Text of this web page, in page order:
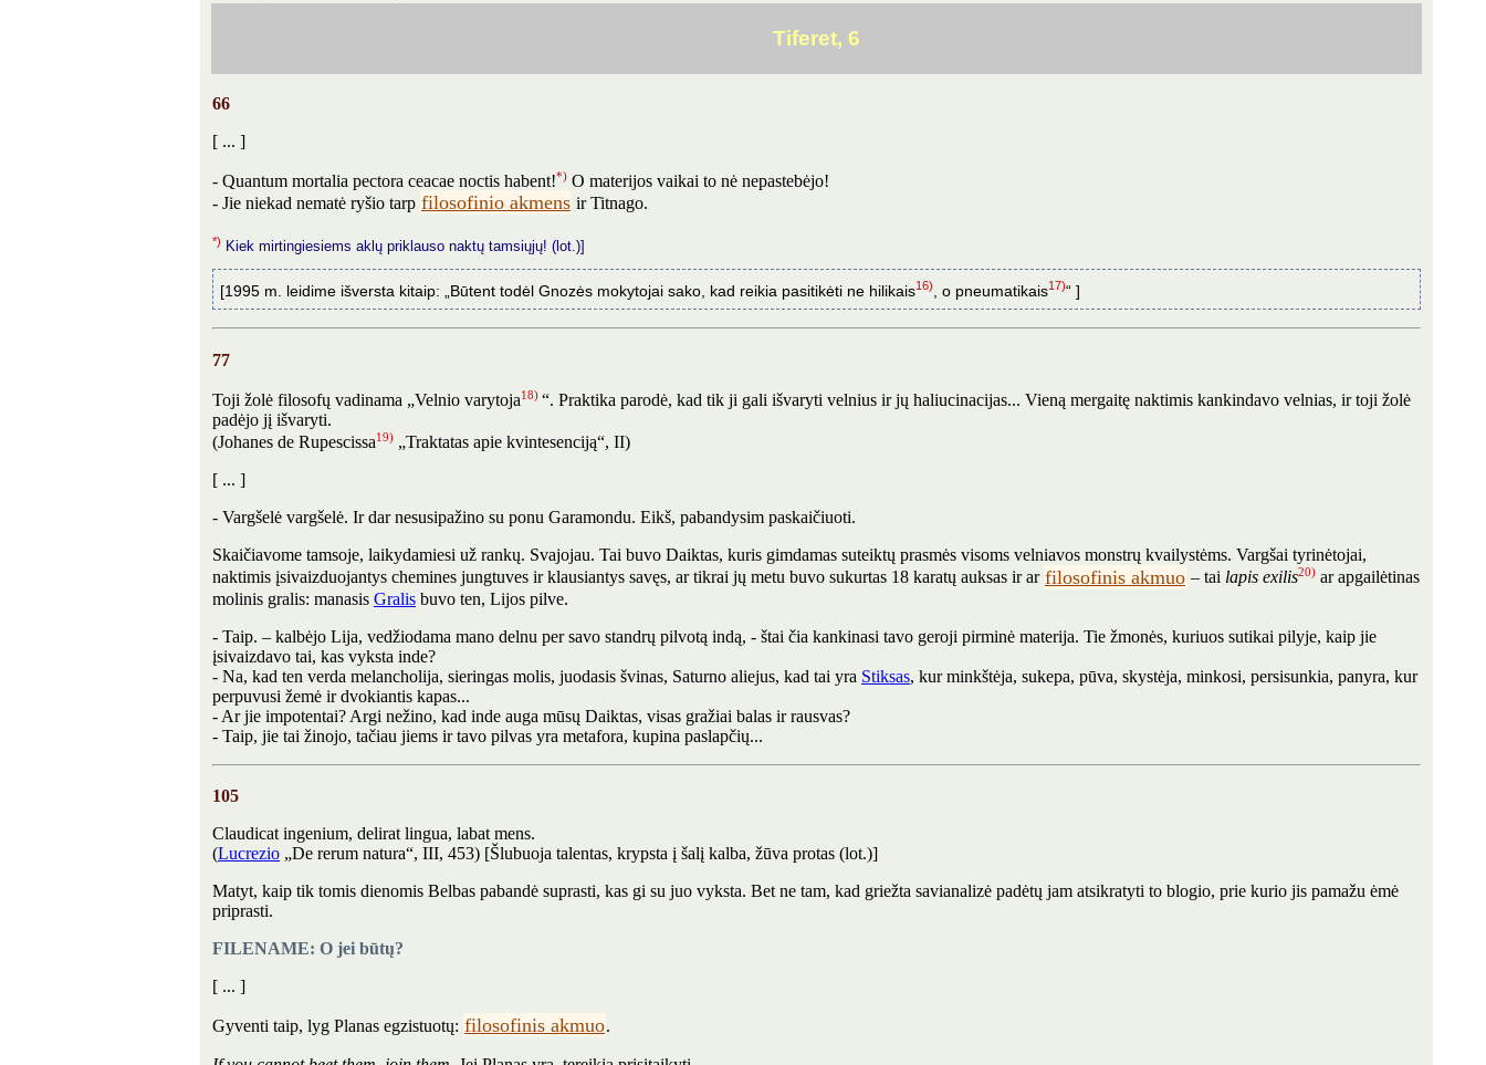
Tiferet, 6
66
[ ... ]
- Quantum mortalia pectora ceacae noctis habent!*) O materijos vaikai to nė nepastebėjo!
- Jie niekad nematė ryšio tarp filosofinio akmens ir Titnago.
*) Kiek mirtingiesiems aklų priklauso naktų tamsiųjų! (lot.)]
[1995 m. leidime išversta kitaip: „Būtent todėl Gnozės mokytojai sako, kad reikia pasitikėti ne hilikais16) , o pneumatikais17)“ ]
77
Toji žolė filosofų vadinama „Velnio varytoja18) “. Praktika parodė, kad tik ji gali išvaryti velnius ir jų haliucinacijas... Vieną mergaitę naktimis kankindavo velnias, ir toji žolė
padėjo jį išvaryti.
(Johanes de Rupescissa19) „Traktatas apie kvintesenciją“, II)
[ ... ]
- Vargšelė vargšelė. Ir dar nesusipažino su ponu Garamondu. Eikš, pabandysim paskaičiuoti.
Skaičiavome tamsoje, laikydamiesi už rankų. Svajojau. Tai buvo Daiktas, kuris gimdamas suteiktų prasmės visoms velniavos monstrų kvailystėms. Vargšai tyrinėtojai,
naktimis įsivaizduojantys chemines jungtuves ir klausiantys savęs, ar tikrai jų metu buvo sukurtas 18 karatų auksas ir ar filosofinis akmuo – tai lapis exilis20) ar apgailėtinas
molinis gralis: manasis Gralis buvo ten, Lijos pilve.
- Taip. – kalbėjo Lija, vedžiodama mano delnu per savo standrų pilvotą indą, - štai čia kankinasi tavo geroji pirminė materija. Tie žmonės, kuriuos sutikai pilyje, kaip jie
įsivaizdavo tai, kas vyksta inde?
- Na, kad ten verda melancholija, sieringas molis, juodasis švinas, Saturno aliejus, kad tai yra Stiksas, kur minkštėja, sukepa, pūva, skystėja, minkosi, persisunkia, panyra, kur
perpuvusi žemė ir dvokiantis kapas...
- Ar jie impotentai? Argi nežino, kad inde auga mūsų Daiktas, visas gražiai balas ir rausvas?
- Taip, jie tai žinojo, tačiau jiems ir tavo pilvas yra metafora, kupina paslapčių...
105
Claudicat ingenium, delirat lingua, labat mens.
(Lucrezio „De rerum natura“, III, 453) [Šlubuoja talentas, krypsta į šalį kalba, žūva protas (lot.)]
Matyt, kaip tik tomis dienomis Belbas pabandė suprasti, kas gi su juo vyksta. Bet ne tam, kad griežta savianalizė padėtų jam atsikratyti to blogio, prie kurio jis pamažu ėmė
priprasti.
FILENAME: O jei būtų?
[ ... ]
Gyventi taip, lyg Planas egzistuotų: filosofinis akmuo.